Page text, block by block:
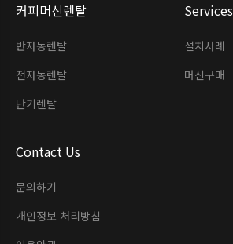
커피머신렌탈
반자동렌탈
전자동렌탈
단기렌탈
Services
설치사례
머신구매
Contact Us
문의하기
개인정보 처리방침